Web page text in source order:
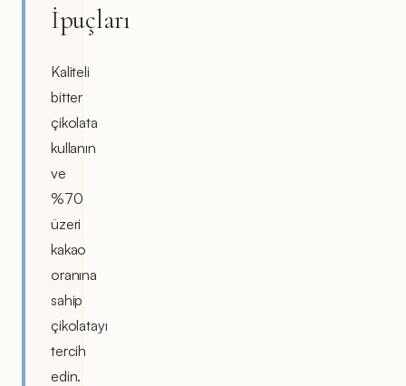
İpuçları
Kaliteli
bitter
çikolata
kullanın
ve
%70
üzeri
kakao
oranına
sahip
çikolatayı
tercih
edin.